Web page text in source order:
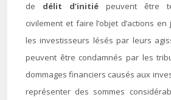
de délit d’initié peuvent être
civilement et faire l’objet d’actions
les investisseurs lésés par leurs
peuvent être condamnés par les
dommages financiers causés aux
représenter des sommes